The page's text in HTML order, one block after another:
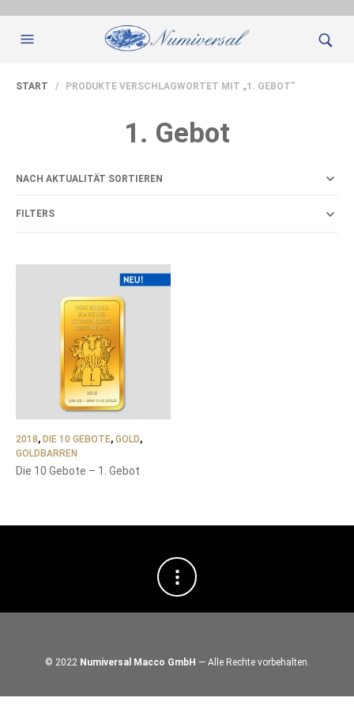
START / PRODUKTE VERSCHLAGWORTET MIT „1. GEBOT“
1. Gebot
FILTERS
2018, DIE 10 GEBOTE, GOLD,
GOLDBARREN
Die 10 Gebote – 1. Gebot
© 2022 Numiversal Macco GmbH — Alle Rechte vorbehalten.